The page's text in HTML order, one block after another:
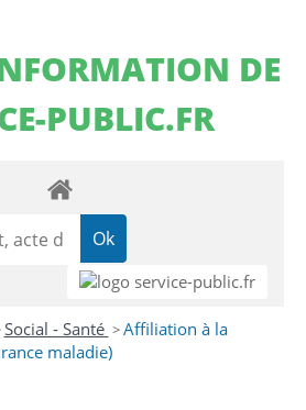
DE
PUBLIC.FR
Social - Santé >Affiliation à la
maladie)